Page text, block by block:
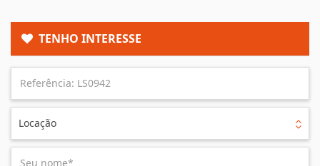
TENHO INTERESSE
Locação